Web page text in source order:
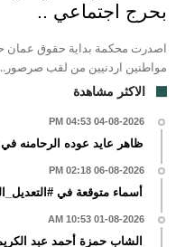
بحرج اجتماعي ..
اصدرت محكمة بداية حقوق عمان
مواطنين اردنيين من لقب
الاكثر مشاهدة
04-08-2026 04:53 PM
ظاهر عايد عوده الرحامنه في
06-08-2026 02:18 PM
أسماء متوقعة في
01-08-2026 10:53 AM
الشاب حمزة أحمد عبد